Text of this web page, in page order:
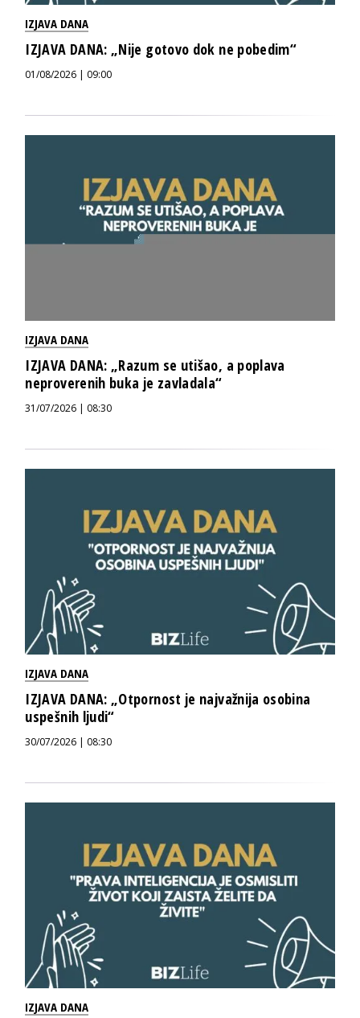
IZJAVA DANA
IZJAVA DANA: „Nije gotovo dok ne pobedim“
01/08/2026 | 09:00
IZJAVA DANA
IZJAVA DANA: „Razum se utišao, a poplava
neproverenih buka je zavladala“
31/07/2026 | 08:30
IZJAVA DANA
IZJAVA DANA: „Otpornost je najvažnija osobina
uspešnih ljudi“
30/07/2026 | 08:30
IZJAVA DANA